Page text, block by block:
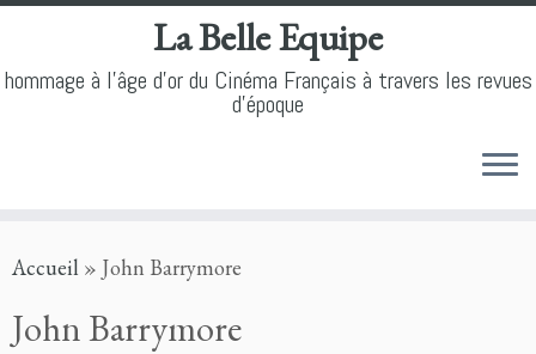
to
La Belle Equipe
hommage à l'âge d'or du Cinéma Français à travers les revues
d'époque
Accueil » John Barrymore
John Barrymore